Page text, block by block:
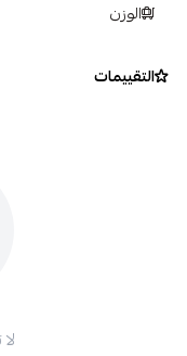
قليلة ، مما يضمن
ﺷﻤﻊ اﻟﻜﺎرﻧﻮﺑﺎ. ﻳﻀﻤﻦ
الوزن
التقييمات